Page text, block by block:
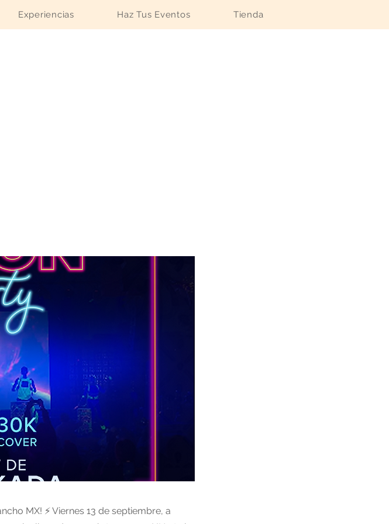
Experiencias Haz Tus Eventos Tienda
MX! ⚡ Viernes 13 de septiembre, a